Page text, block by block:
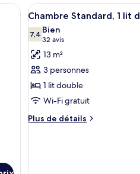
fournis
lit blanc, une tête de lit et un
Afficher
toutes
les
photos
pour
ce
type
de
chambre :
10
Chambre Standard, 1 lit
7,47,4 sur 10
Bien
32 avis
(32 avis)
13 m²
3 personnes
1 lit double
Wi-Fi gratuit
Plus de détails
Plus